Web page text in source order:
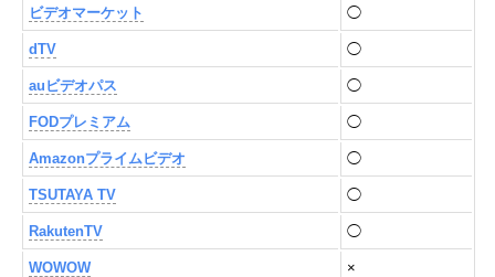
ビデオマーケット ◯
dTV ◯
auビデオパス ◯
FODプレミアム ◯
Amazonプライムビデオ ◯
TSUTAYA TV ◯
RakutenTV ◯
WOWOW ×